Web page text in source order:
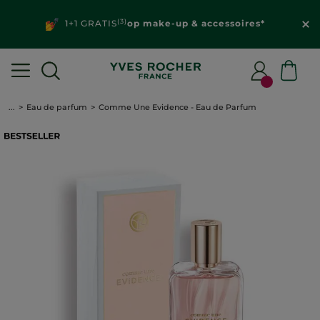
1+1 GRATIS(3)op make-up & accessoires*
... Eau de parfum Comme Une Evidence - Eau de Parfum